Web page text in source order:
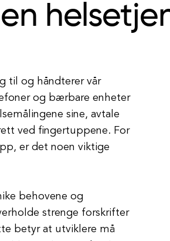
til og håndterer vår
og bærbare enheter
sine, avtale
ved fingertuppene. For
er det noen viktige
behovene og
strenge forskrifter
betyr at utviklere må